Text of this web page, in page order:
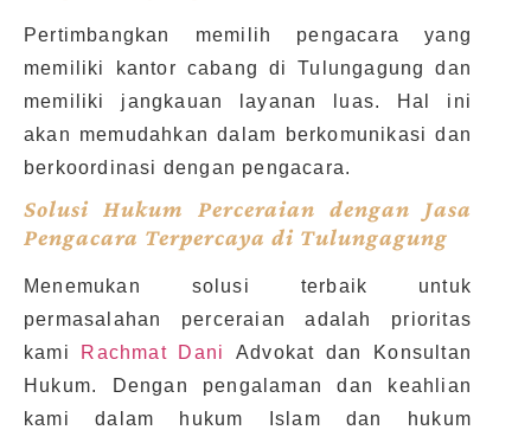
Pertimbangkan memilih pengacara yang
memiliki kantor cabang di Tulungagung dan
memiliki jangkauan layanan luas. Hal ini
akan memudahkan dalam berkomunikasi dan
berkoordinasi dengan pengacara.
Solusi Hukum Perceraian dengan Jasa
Pengacara Terpercaya di Tulungagung
Menemukan solusi terbaik untuk
permasalahan perceraian adalah prioritas
kami Rachmat Dani
Advokat dan Konsultan
Hukum. Dengan pengalaman dan keahlian
kami dalam hukum Islam dan hukum